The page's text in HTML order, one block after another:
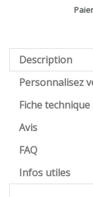
Description
Personnalisez
Fiche technique
Avis
FAQ
Infos utiles